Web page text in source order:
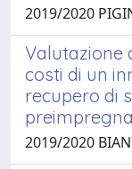
2019/2020
Valutazione
costi di un
recupero di
2019/2020